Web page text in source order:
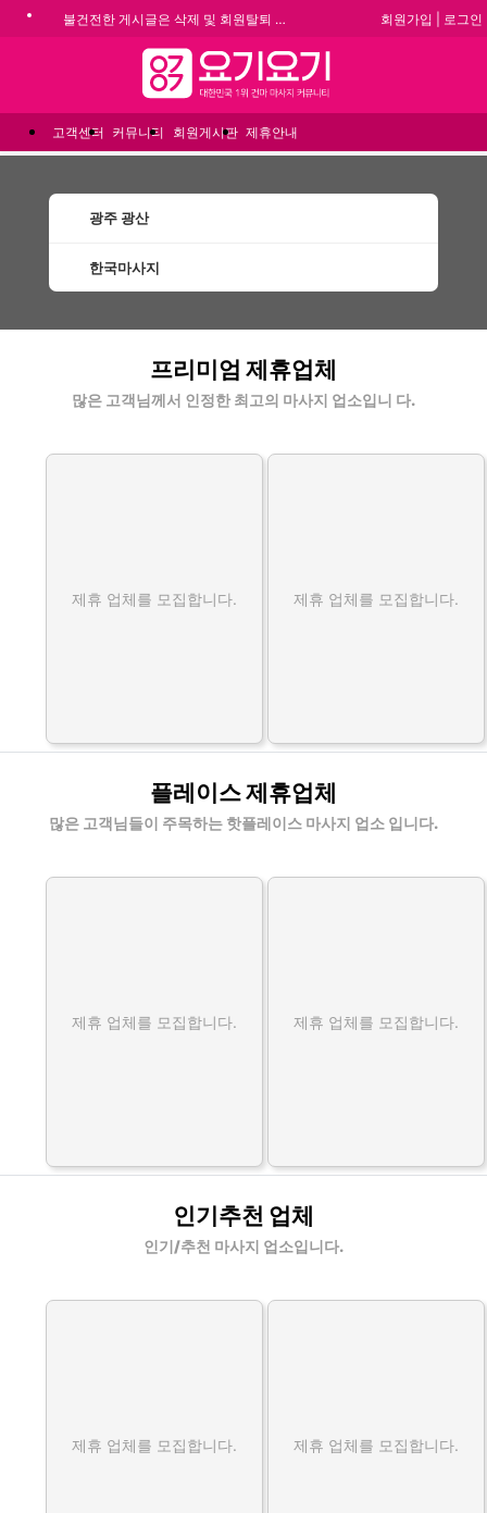
불건전한 게시글은 삭제 및 회원탈퇴 됩니다.
합법적이고 건전한 업체와 광고를 제휴합니다.
★요기요기 설 연휴 휴무 안내★
★ 요기요기 업체회원 안내사항 ★
회원가입 로그인
고객센터 커뮤니티 회원게시판 제휴안내
광주 광산
한국마사지
프리미엄 제휴업체
많은 고객님께서 인정한 최고의 마사지 업소입니 다.
제휴 업체를 모집합니다. 제휴 업체를 모집합니다.
플레이스 제휴업체
많은 고객님들이 주목하는 핫플레이스 마사지 업소 입니다.
제휴 업체를 모집합니다. 제휴 업체를 모집합니다.
인기추천 업체
인기/추천 마사지 업소입니다.
제휴 업체를 모집합니다. 제휴 업체를 모집합니다.